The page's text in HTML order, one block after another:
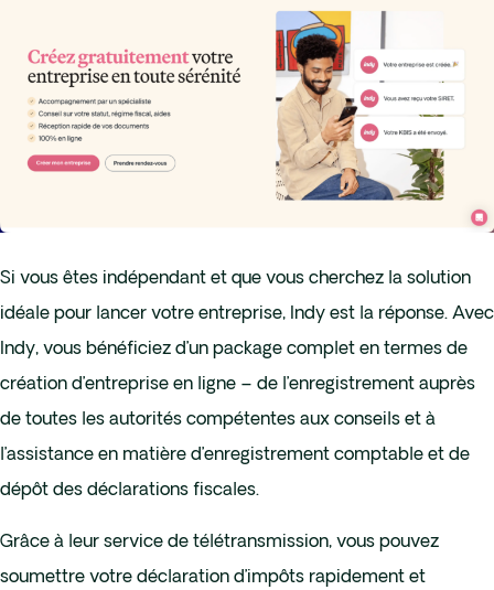
Si vous êtes indépendant et que vous cherchez la solution
idéale pour lancer votre entreprise, Indy est la réponse. Avec
Indy, vous bénéficiez d’un package complet en termes de
création d’entreprise en ligne – de l’enregistrement auprès
de toutes les autorités compétentes aux conseils et à
l’assistance en matière d’enregistrement comptable et de
dépôt des déclarations fiscales.
Grâce à leur service de télétransmission, vous pouvez
soumettre votre déclaration d’impôts rapidement et